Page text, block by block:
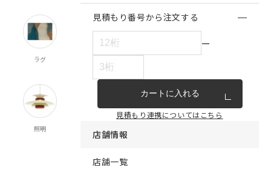
見積もり番号から注文する
ー
カートに入れる
見積もり連携についてはこちら
店舗情報
店舗一覧
ラグ
カーテン
照明 時計